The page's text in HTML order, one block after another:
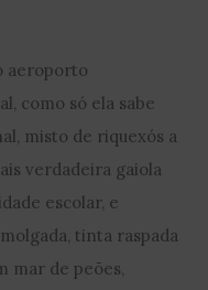
aeroporto
como só ela sabe
misto de riquexós a
verdadeira gaiola
escolar, e
tinta raspada
mar de peões,